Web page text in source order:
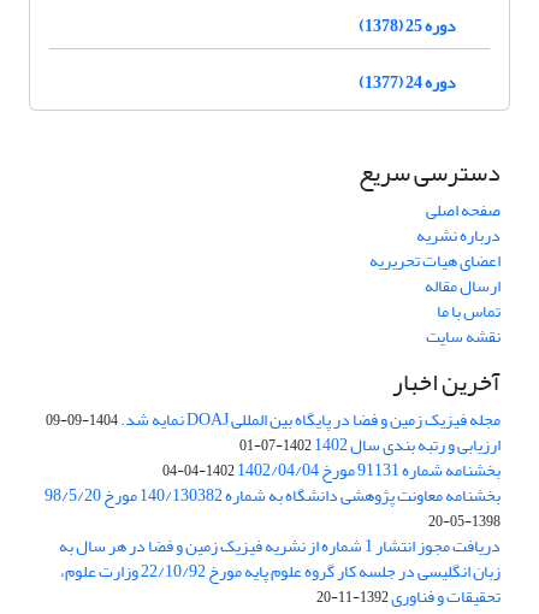
دوره 25 (1378)
دوره 24 (1377)
دسترسی سریع
صفحه اصلی
درباره نشریه
اعضای هیات تحریریه
ارسال مقاله
تماس با ما
نقشه سایت
آخرین اخبار
مجله فیزیک زمین و فضا در پایگاه بین المللی DOAJ نمایه شد. 1404-09-09
ارزیابی و رتبه بندی سال 1402 1402-07-01
بخشنامه شماره 91131 مورخ 1402/04/04 1402-04-04
بخشنامه معاونت پژوهشی دانشگاه به شماره 140/130382 مورخ 98/5/20
1398-05-20
دریافت مجوز انتشار 1 شماره از نشریه فیزیک زمین و فضا در هر سال به
زبان انگلیسی در جلسه کار گروه علوم پایه مورخ 22/10/92 وزارت علوم،
تحقیقات و فناوری1392-11-20